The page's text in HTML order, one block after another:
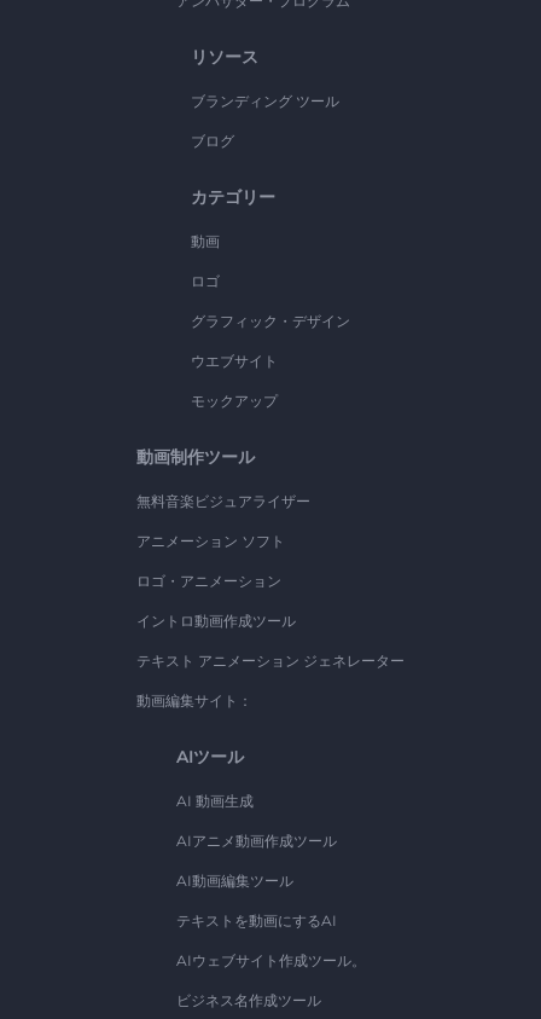
リソース
ブランディング ツール
ブログ
カテゴリー
動画
ロゴ
グラフィック・デザイン
ウエブサイト
モックアップ
動画制作ツール
無料音楽ビジュアライザー
アニメーション ソフト
ロゴ・アニメーション
イントロ動画作成ツール
テキスト アニメーション ジェネレーター
動画編集サイト：
AIツール
AI 動画生成
AIアニメ動画作成ツール
AI動画編集ツール
テキストを動画にするAI
AIウェブサイト作成ツール。
ビジネス名作成ツール